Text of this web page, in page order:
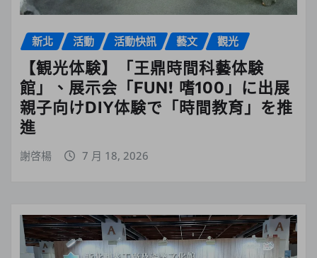
新北 活動 活動快訊 藝文 觀光
【観光体験】「王鼎時間科藝体験
館」、展示会「FUN! 嗜100」に出展
親子向けDIY体験で「時間教育」を推
進
謝啓楊 7 月 18, 2026